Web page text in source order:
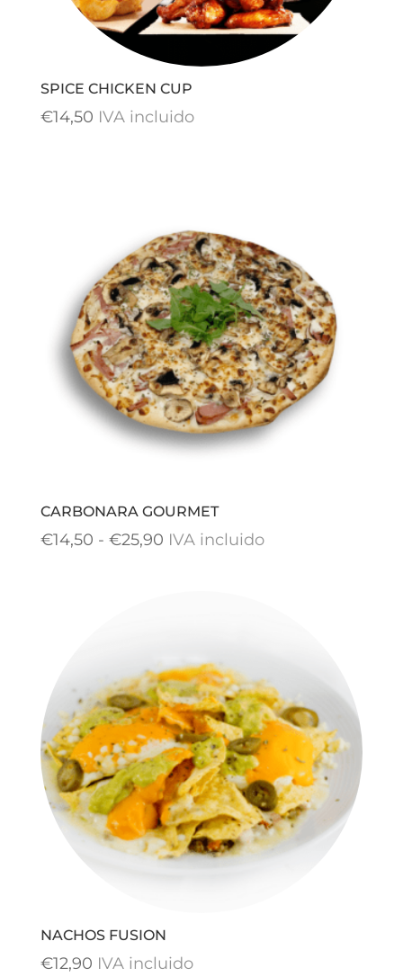
SPICE CHICKEN CUP
€14,50 IVA incluido
CARBONARA GOURMET
€14,50 - €25,90Rango
hasta
€25,90
IVA incluido
NACHOS FUSION
€12,90 IVA incluido